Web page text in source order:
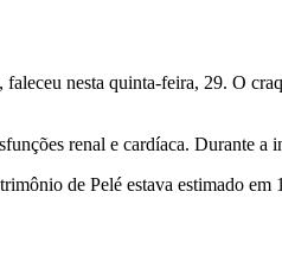
nesta quinta-feira, 29. O
renal e cardíaca. Durante
de Pelé estava estimado em